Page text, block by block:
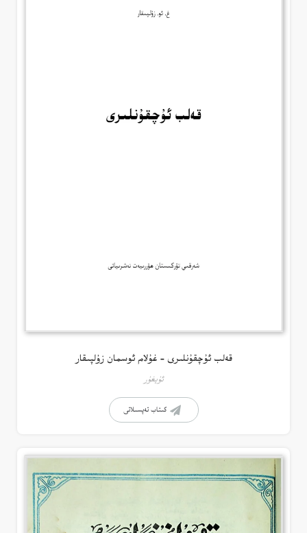
قەلب ئۇچقۇنلىرى – غۇلام ئوسمان زۇلپىقار
ئۇيغۇر
كىتاب تەپسىلاتى